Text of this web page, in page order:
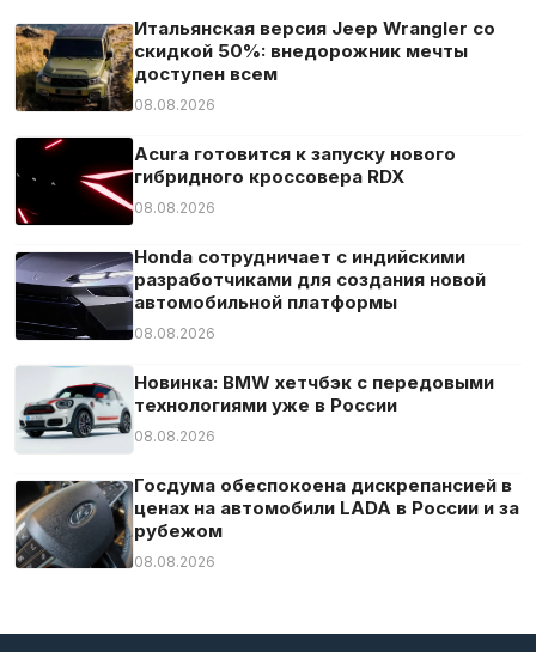
Итальянская версия Jeep Wrangler со
скидкой 50%: внедорожник мечты
доступен всем
08.08.2026
Acura готовится к запуску нового
гибридного кроссовера RDX
08.08.2026
Honda сотрудничает с индийскими
разработчиками для создания новой
автомобильной платформы
08.08.2026
Новинка: BMW хетчбэк с передовыми
технологиями уже в России
08.08.2026
Госдума обеспокоена дискрепансией в
ценах на автомобили LADA в России и за
рубежом
08.08.2026